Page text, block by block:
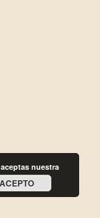
nuestra
ACEPTO